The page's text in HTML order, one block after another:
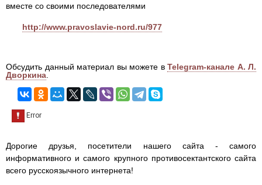
вместе со своими последователями
http://www.pravoslavie-nord.ru/977
Обсудить данный материал вы можете в Telegram-канале А. Л.
Дворкина
Дорогие друзья, посетители нашего сайта - самого
информативного и самого крупного противосектантского сайта
всего русскоязычного интернета!